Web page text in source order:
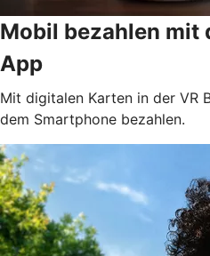
Mobil bezahlen mit
App
Mit digitalen Karten in der VR
dem Smartphone bezahlen.